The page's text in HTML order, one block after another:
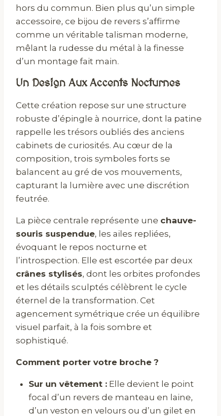
hors du commun. Bien plus qu’un simple
accessoire, ce bijou de revers s’affirme
comme un véritable talisman moderne,
mêlant la rudesse du métal à la finesse
d’un montage fait main.
Un Design Aux Accents Nocturnes
Cette création repose sur une structure
robuste d’épingle à nourrice, dont la patine
rappelle les trésors oubliés des anciens
cabinets de curiosités. Au cœur de la
composition, trois symboles forts se
balancent au gré de vos mouvements,
capturant la lumière avec une discrétion
feutrée.
La pièce centrale représente une chauve-
souris suspendue, les ailes repliées,
évoquant le repos nocturne et
l’introspection. Elle est escortée par deux
crânes stylisés, dont les orbites profondes
et les détails sculptés célèbrent le cycle
éternel de la transformation. Cet
agencement symétrique crée un équilibre
visuel parfait, à la fois sombre et
sophistiqué.
Comment porter votre broche ?
Sur un vêtement :Elle devient le point
focal d’un revers de manteau en laine,
d’un veston en velours ou d’un gilet en